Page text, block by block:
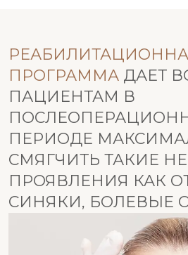
ПРОГРАММА ДАЕТ
ПАЦИЕНТАМ В
ПЕРИОДЕ
СМЯГЧИТЬ ТАКИЕ
ПРОЯВЛЕНИЯ КАК
СИНЯКИ, БОЛЕВЫЕ